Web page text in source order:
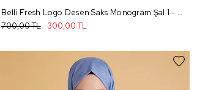
Belli Fresh Logo Desen Saks Monogram Şal 1 - 97
300,00 TL
700,00 TL